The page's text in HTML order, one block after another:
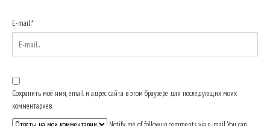
E-mail:*
Сохранить моё имя, email и адрес сайта в этом браузере для последующих моих
комментариев.